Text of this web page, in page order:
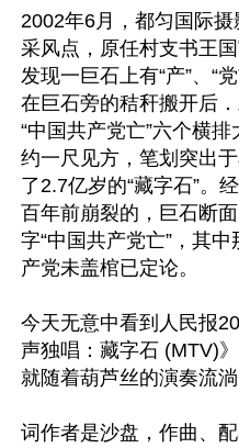
2002年6月，都匀国际
采风点，原任村支书王
发现一巨石上有“产”、“
在巨石旁的秸秆搬开后
“中国共产党亡”六个横
约一尺见方，笔划突出
了2.7亿岁的“藏字石”。
百年前崩裂的，巨石断
字“中国共产党亡”，其
产党未盖棺已定论。
今天无意中看到人民报
声独唱：藏字石 (MTV)
就随着葫芦丝的演奏流淌
词作者是沙盘，作曲、